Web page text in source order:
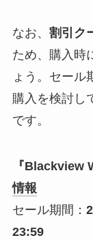
なお、 割引ク
ため、購入時
ょう。セール
購入を検討し
です。
『Blackview
情報
セール期間：
23:59